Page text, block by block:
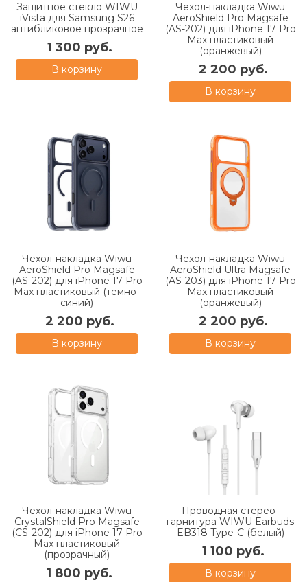
Защитное стекло WIWU
iVista для Samsung S26
антибликовое прозрачное
1 300 руб.
В корзину
Чехол-накладка Wiwu
AeroShield Pro Magsafe
(AS-202) для iPhone 17 Pro
Max пластиковый
(оранжевый)
2 200 руб.
В корзину
Чехол-накладка Wiwu
AeroShield Pro Magsafe
(AS-202) для iPhone 17 Pro
Max пластиковый (темно-
синий)
2 200 руб.
В корзину
Чехол-накладка Wiwu
AeroShield Ultra Magsafe
(AS-203) для iPhone 17 Pro
Max пластиковый
(оранжевый)
2 200 руб.
В корзину
Чехол-накладка Wiwu
CrystalShield Pro Magsafe
(CS-202) для iPhone 17 Pro
Max пластиковый
(прозрачный)
1 800 руб.
Проводная стерео-
гарнитура WIWU Earbuds
EB318 Type-C (белый)
1 100 руб.
В корзину